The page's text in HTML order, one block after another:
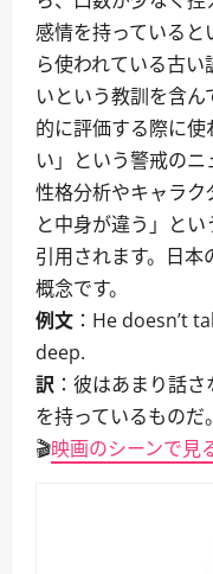
感情を持っている
ら使われている古
いという教訓を含
的に評価する際に
い」という警戒のニ
性格分析やキャラク
と中身が違う」と
引用されます。日
概念です。
例文 ：He doesn’t
deep.
訳 ：彼はあまり話
を持っているものだ。
🎬映画のシーンで見